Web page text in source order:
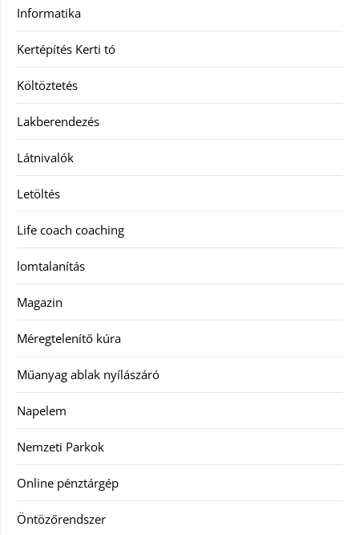
Informatika
Kertépítés Kerti tó
Költöztetés
Lakberendezés
Látnivalók
Letöltés
Life coach coaching
lomtalanítás
Magazin
Méregtelenítő kúra
Műanyag ablak nyílászáró
Napelem
Nemzeti Parkok
Online pénztárgép
Öntözőrendszer